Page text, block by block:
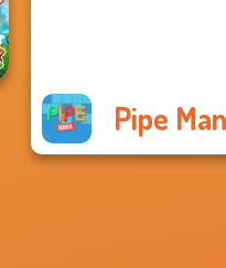
Pipe